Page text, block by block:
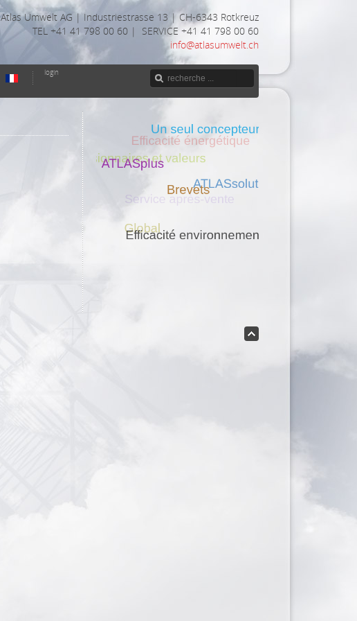
login
Atlas Umwelt AG | Industriestrasse 13 | CH-6343 Rotkreuz
TEL +41 41 798 00 60 | SERVICE +41 41 798 00 60
info@atlasumwelt.ch